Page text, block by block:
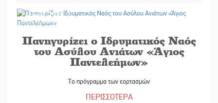
15/07/2026
Πανηγυρίζει ο Ιδρυματικός Ναός
του Ασύλου Ανιάτων «Άγιος
Παντελεήμων»
Το πρόγραμμα των εορτασμών
ΠΕΡΙΣΣΟΤΕΡΑ